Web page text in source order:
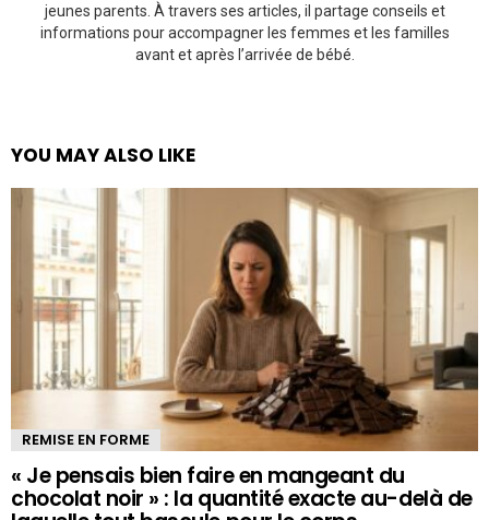
jeunes parents. À travers ses articles, il partage conseils et
informations pour accompagner les femmes et les familles
avant et après l’arrivée de bébé.
YOU MAY ALSO LIKE
REMISE EN FORME
« Je pensais bien faire en mangeant du
chocolat noir » : la quantité exacte au-delà de